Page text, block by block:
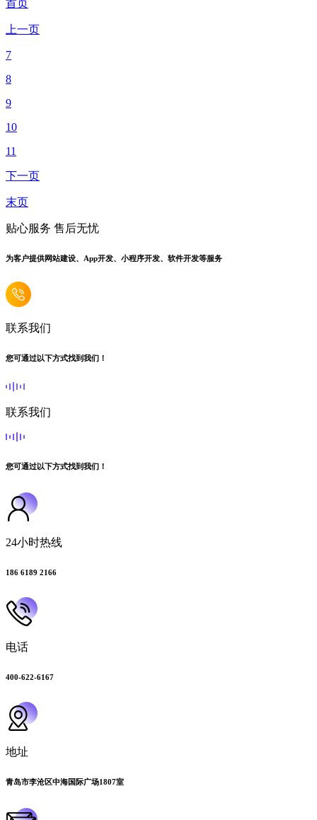
首页
上一页
7
8
9
10
11
下一页
末页
贴心服务 售后无忧
为客户提供网站建设、App开发、小程序开发、软件开发等服务
联系我们
您可通过以下方式找到我们！
联系我们
您可通过以下方式找到我们！
24小时热线
186 6189 2166
电话
400-622-6167
地址
青岛市李沧区中海国际广场1807室